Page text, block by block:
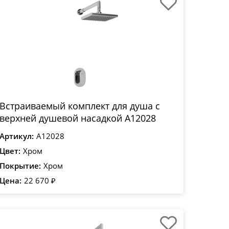
Встраиваемый комплект для душа с
верхней душевой насадкой A12028
Артикул: A12028
Цвет: Хром
Покрытие: Хром
Цена: 22 670 ₽